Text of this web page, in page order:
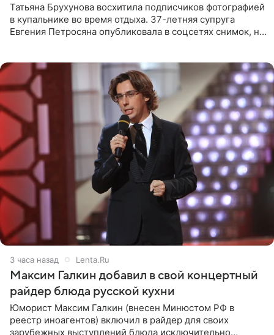
Татьяна Брухунова восхитила подписчиков фотографией
в купальнике во время отдыха. 37-летняя супруга
Евгения Петросяна опубликовала в соцсетях снимок, на
3 часа назад Lenta.Ru
Максим Галкин добавил в свой концертный
райдер блюда русской кухни
Юморист Максим Галкин (внесен Минюстом РФ в
реестр иноагентов) включил в райдер для своих
зарубежных выступлений блюда исключительно